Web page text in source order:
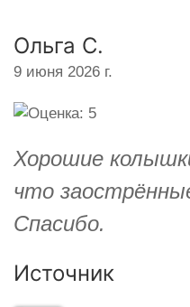
Ольга С.
9 июня 2026 г.
Хорошие
что
Спасибо.
Источник